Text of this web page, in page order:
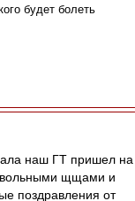
будет болеть
наш ГТ пришел на
щщами и
поздравления от